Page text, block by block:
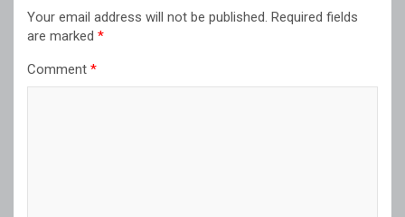
Your email address will not be published. Required fields
are marked *
Comment *